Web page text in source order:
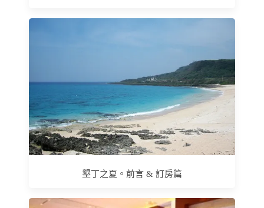
墾丁之夏。前言 & 訂房篇